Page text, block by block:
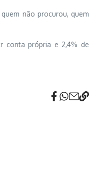
não procurou, quem
conta própria e 2,4% de